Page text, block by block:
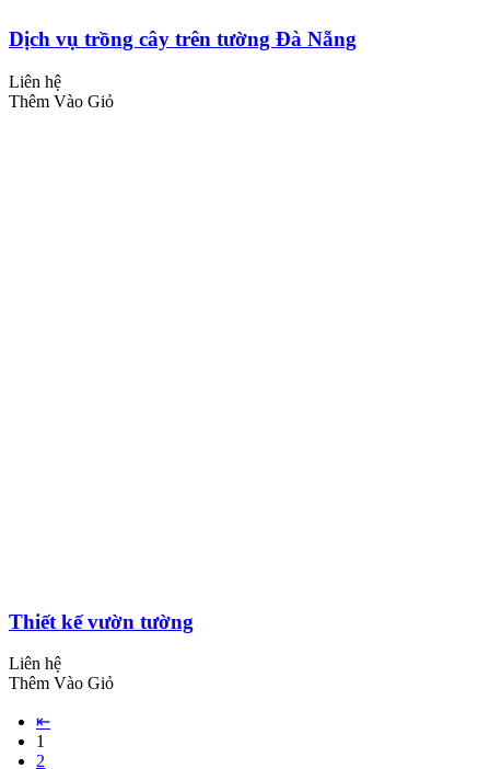
Dịch vụ trồng cây trên tường Đà Nẵng
Liên hệ
Thêm Vào Giỏ
Thiết kế vườn tường
Liên hệ
Thêm Vào Giỏ
⇤
1
2